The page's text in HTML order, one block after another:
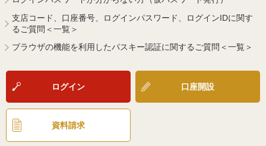
支店コード、口座番号、ログインパスワード、ログインIDに関す
るご質問＜一覧＞
ブラウザの機能を利用したパスキー認証に関するご質問＜一覧＞
ログイン 口座開設
資料請求